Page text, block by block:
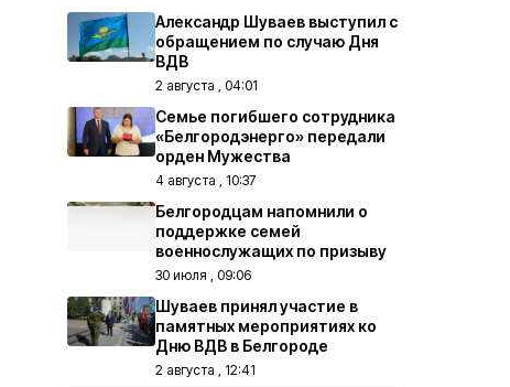
Александр Шуваев выступил с
обращением по случаю Дня
ВДВ
2 августа , 04:01
Семье погибшего сотрудника
«Белгородэнерго» передали
орден Мужества
4 августа , 10:37
Белгородцам напомнили о
поддержке семей
военнослужащих по призыву
30 июля , 09:06
Шуваев принял участие в
памятных мероприятиях ко
Дню ВДВ в Белгороде
2 августа , 12:41